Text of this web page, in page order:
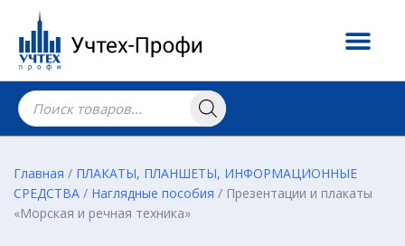
Главная / ПЛАКАТЫ, ПЛАНШЕТЫ, ИНФОРМАЦИОННЫЕ
СРЕДСТВА / Наглядные пособия / Презентации и плакаты
«Морская и речная техника»